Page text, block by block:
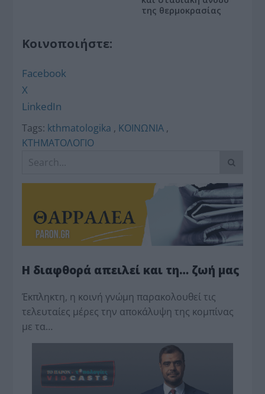
της θερμοκρασίας
Κοινοποιήστε:
Facebook
X
LinkedIn
Tags: kthmatologika , ΚΟΙΝΩΝΙΑ ,
ΚΤΗΜΑΤΟΛΟΓΙΟ
Η διαφθορά απειλεί και τη… ζωή μας
Έκπληκτη, η κοινή γνώμη παρακολουθεί τις
τελευταίες μέρες την αποκάλυψη της κο­μπίνας
με τα…